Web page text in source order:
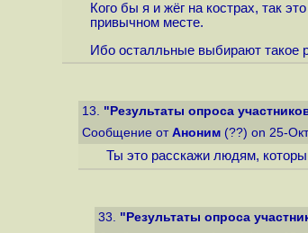
Кого бы я и жёг на кострах, так
привычном месте.
Ибо осталльные выбирают такое
13. "Результаты опроса
Сообщение от Аноним (??) on 25-
Ты это расскажи людям,
33. "Результаты опроса